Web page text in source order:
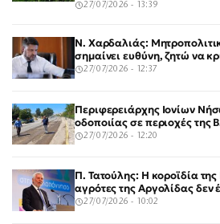
27/07/2026 - 13:39
Ν. Χαρδαλιάς:
σημαίνει ευθύνη, ζητώ να
27/07/2026 - 12:37
Περιφερειάρχης Ιονίων
οδοποιίας σε περιοχές της
27/07/2026 - 12:20
Π. Τατούλης: Η κοροϊδία
αγρότες της Αργολίδας δεν
27/07/2026 - 10:02